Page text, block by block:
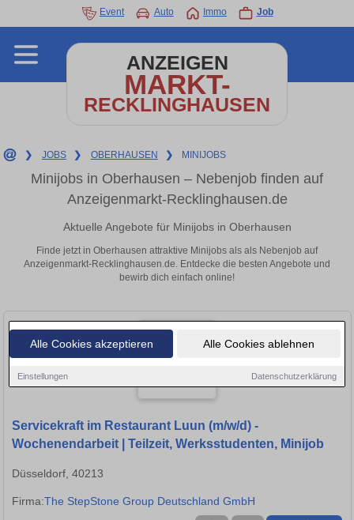
Alle Cookies akzeptieren Alle Cookies ablehnen
Einstellungen Datenschutzerklärung
Event Auto Immo Job
ANZEIGEN
MARKT-
RECKLINGHAUSEN
❯ JOBS ❯ OBERHAUSEN ❯ MINIJOBS
Minijobs in Oberhausen – Nebenjob finden auf
Anzeigenmarkt-Recklinghausen.de
Aktuelle Angebote für Minijobs in Oberhausen
Finde jetzt in Oberhausen attraktive Minijobs als als Nebenjob auf
Anzeigenmarkt-Recklinghausen.de. Entdecke die besten Angebote und
bewirb dich einfach online!
Servicekraft im Restaurant Luun (m/w/d) -
Wochenendarbeit | Teilzeit, Werksstudenten, Minijob
Düsseldorf, 40213
Firma:The StepStone Group Deutschland GmbH